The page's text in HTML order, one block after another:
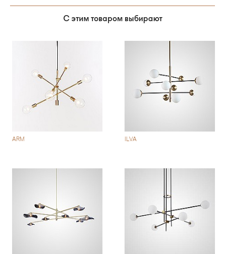
С этим товаром выбирают
ARM ILVA